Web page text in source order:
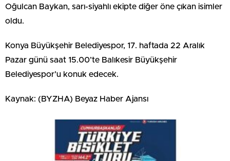
Oğulcan Baykan, sarı-siyahlı ekipte diğer öne çıkan isimler
oldu.
Konya Büyükşehir Belediyespor, 17. haftada 22 Aralık
Pazar günü saat 15.00’te Balıkesir Büyükşehir
Belediyespor’u konuk edecek.
Kaynak: (BYZHA) Beyaz Haber Ajansı